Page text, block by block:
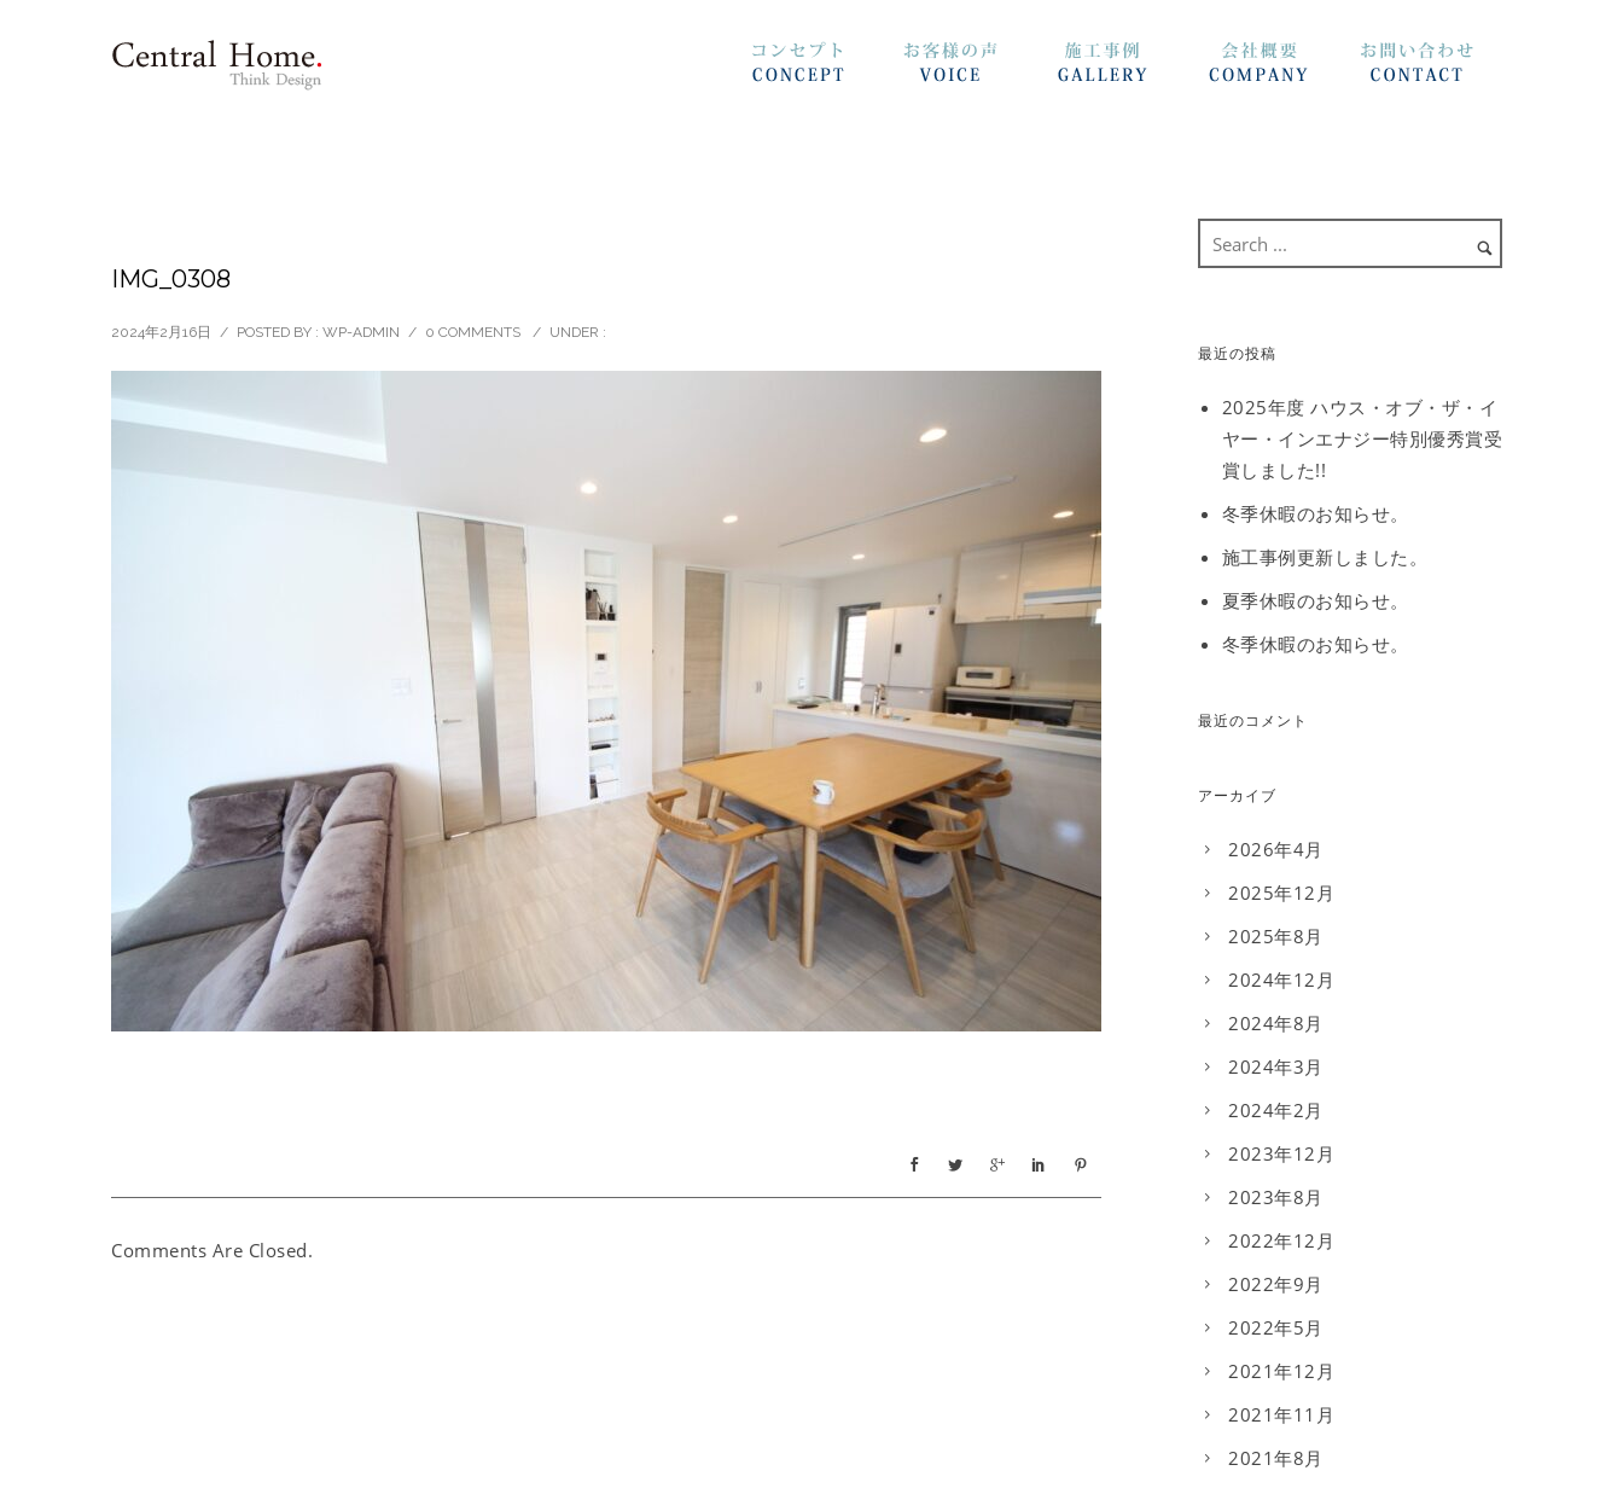
IMG_0308
2024年2月16日 / POSTED BY : WP-ADMIN / 0 COMMENTS / UNDER :
Comments Are Closed.
最近の投稿
2025年度 ハウス・オブ・ザ・イ
ヤー・インエナジー特別優秀賞受
賞しました!!
冬季休暇のお知らせ。
施工事例更新しました。
夏季休暇のお知らせ。
冬季休暇のお知らせ。
最近のコメント
アーカイブ
2026年4月
2025年12月
2025年8月
2024年12月
2024年8月
2024年3月
2024年2月
2023年12月
2023年8月
2022年12月
2022年9月
2022年5月
2021年12月
2021年11月
2021年8月